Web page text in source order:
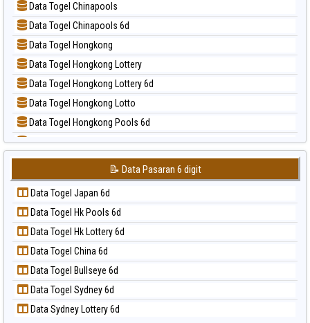
📊 Statistik Taipei
📊 Statistik Taiwan
📝 Pola Dasar Nagoya
📝 Pola Dasar North Carolina Day
📝 Pola Dasar Pcso
📝 Pola Dasar Sao Paulo
📝 Pola Dasar Singapore
📝 Pola Dasar Sydney
📝 Pola Dasar Sydney Lottery
📝 Pola Dasar Sydney Lottery 6d
📝 Pola Dasar Sydney Lotto
📝 Pola Dasar Sydney Pools 6d
📝 Pola Dasar Taipei
📝 Pola Dasar Taiwan
Data Togel Chinapools
Data Togel Chinapools 6d
Data Togel Hongkong
Data Togel Hongkong Lottery
Data Togel Hongkong Lottery 6d
Data Togel Hongkong Lotto
Data Togel Hongkong Pools 6d
Data Togel Japan
Data Togel Japan 6d
Data Togel Korea
Data Togel Kuda Lari
Data Togel Magnum Cambodia
Data Togel Nagoya
Data Togel North Carolina Day
Data Togel Pcso
Data Togel Sao Paulo
Data Togel Singapore
📝 Data Pasaran 6 digit
Data Togel Japan 6d
Data Togel Hk Pools 6d
Data Togel Hk Lottery 6d
Data Togel China 6d
Data Togel Bullseye 6d
Data Togel Sydney 6d
Data Sydney Lottery 6d